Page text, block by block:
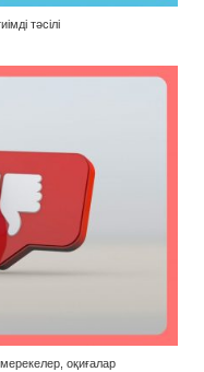
тәсілі
оқиғалар